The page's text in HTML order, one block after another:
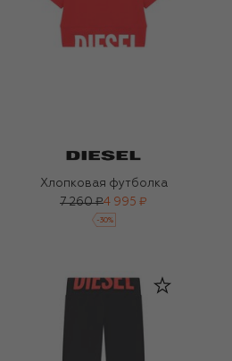
Хлопковая футболка
7 260 ₽4 995 ₽
-30%